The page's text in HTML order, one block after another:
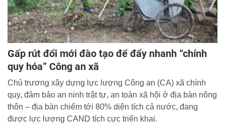
Gấp rút đổi mới đào tạo để đẩy nhanh “chính
quy hóa” Công an xã
Chủ trương xây dựng lực lượng Công an (CA) xã chính
quy, đảm bảo an ninh trật tự, an toàn xã hội ở địa bàn nông
thôn – địa bàn chiếm tới 80% diện tích cả nước, đang
được lực lượng CAND tích cực triển khai.